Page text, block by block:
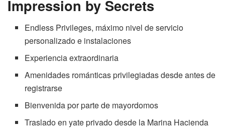
Impression by Secrets
Endless Privileges, máximo nivel de servicio
personalizado e instalaciones
Experiencia extraordinaria
Amenidades románticas privilegiadas desde antes de
registrarse
Bienvenida por parte de mayordomos
Traslado en yate privado desde la Marina Hacienda